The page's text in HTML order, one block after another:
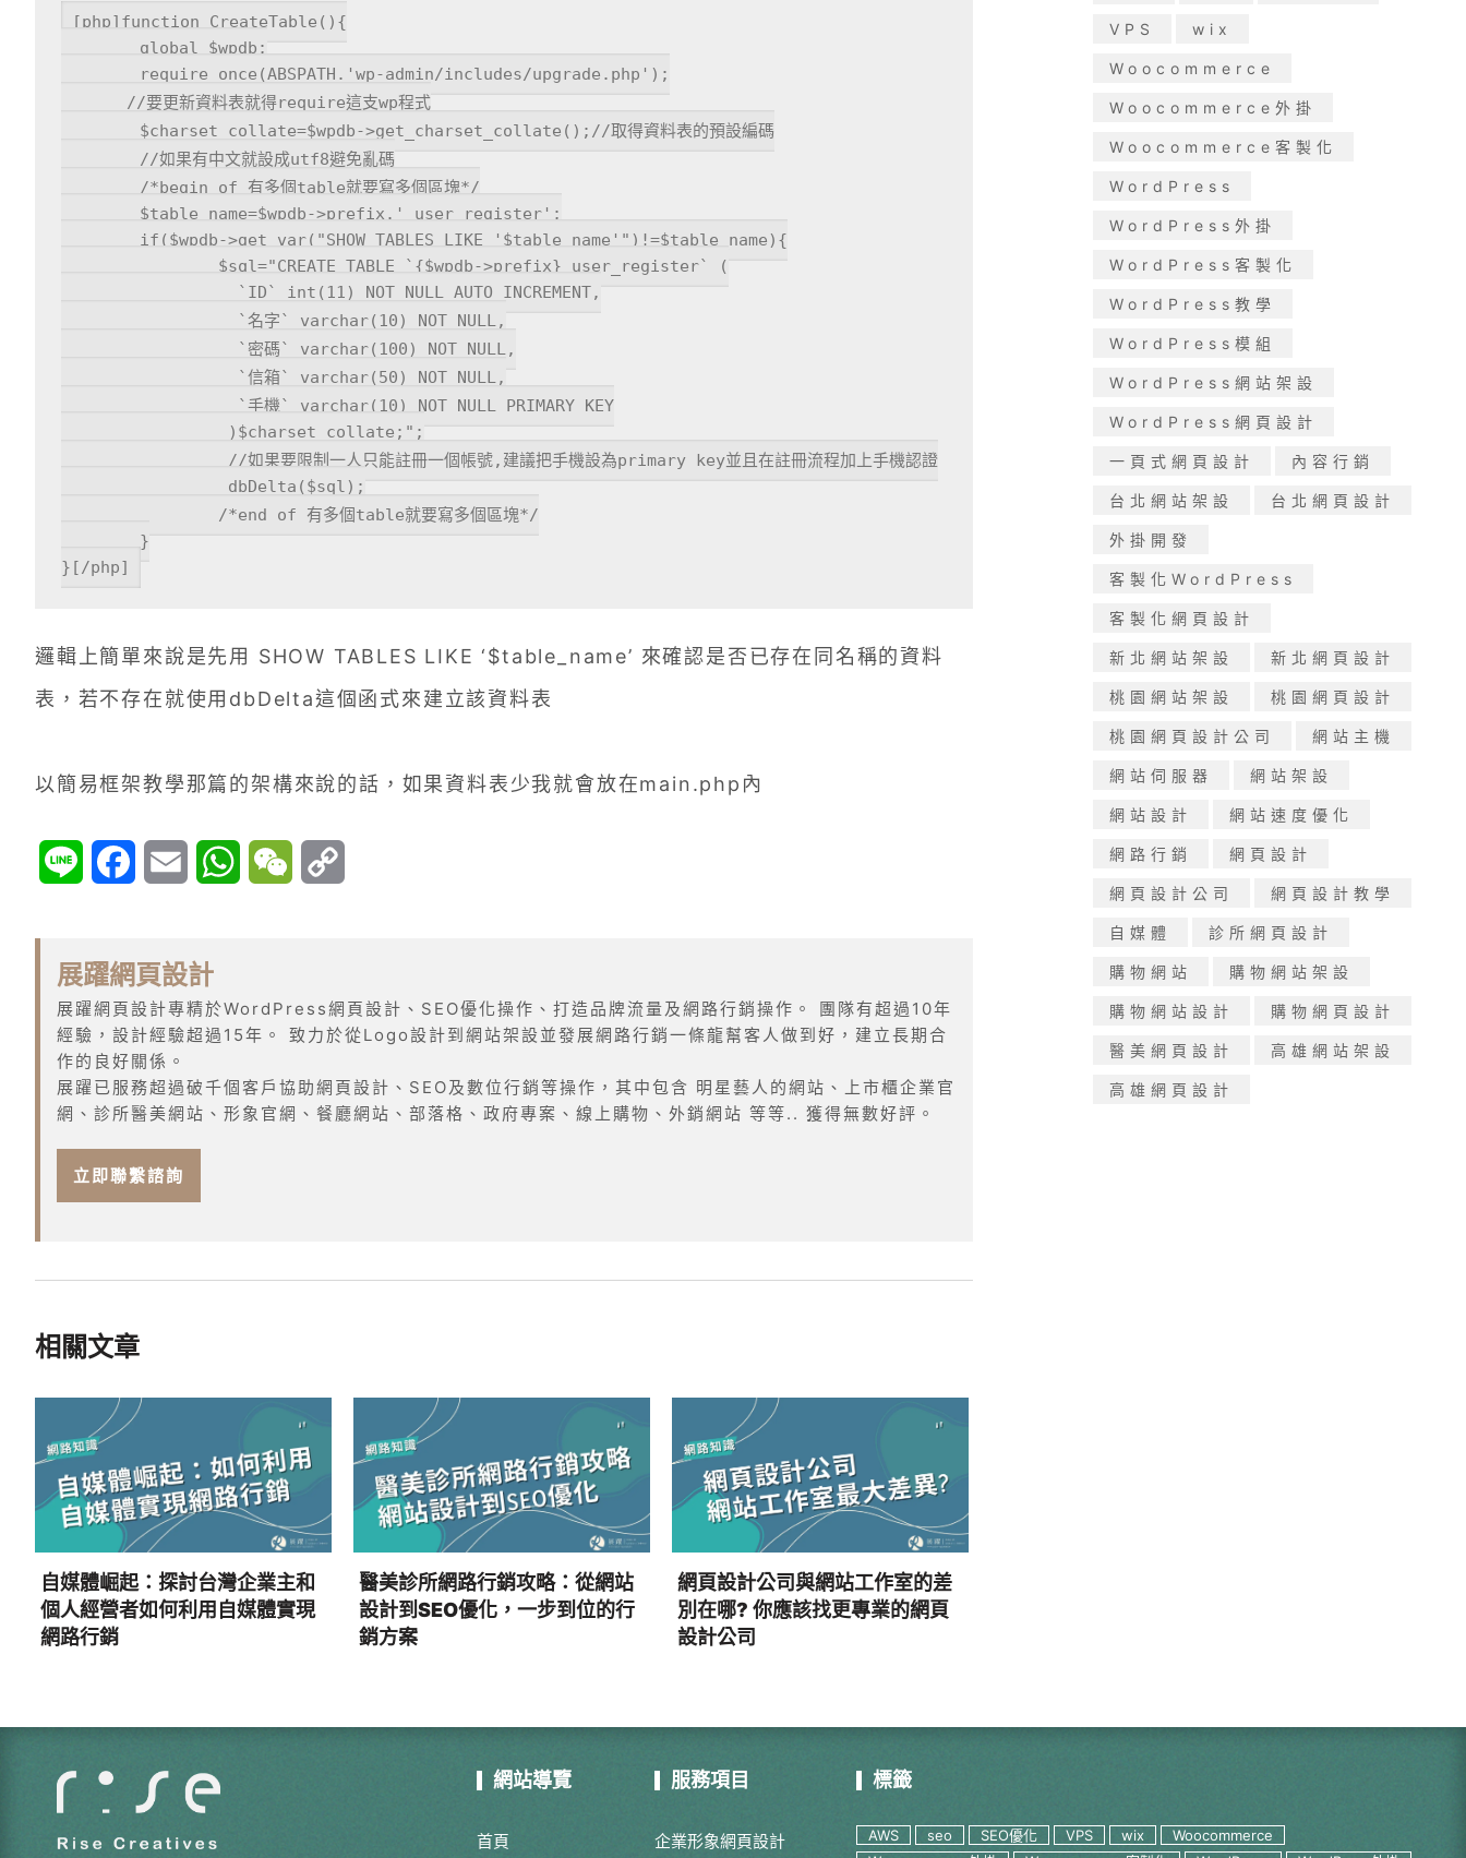
[php]function CreateTable(){
//要更新資料表就得require這支wp程式
}[/php]
邏輯上簡單來說是先用 SHOW TABLES LIKE ‘$table_name’ 來確認是否已存在同名稱的資料
表，若不存在就使用dbDelta這個函式來建立該資料表
以簡易框架教學那篇的架構來說的話，如果資料表少我就會放在main.php內
Line FacebookEmail WhatsApp
WeChat
展躍網頁設計
展躍網頁設計專精於WordPress網頁設計、SEO優化操作、打造品牌流量及網路行銷操作。 團隊有超過10年
經驗，設計經驗超過15年。 致力於從Logo設計到網站架設並發展網路行銷一條龍幫客人做到好，建立長期合
作的良好關係。
展躍已服務超過破千個客戶協助網頁設計、SEO及數位行銷等操作，其中包含 明星藝人的網站、上市櫃企業官
網、診所醫美網站、形象官網、餐廳網站、部落格、政府專案、線上購物、外銷網站 等等.. 獲得無數好評。
立即聯繫諮詢
相關文章
自媒體崛起：探討台灣企業主和
個人經營者如何利用自媒體實現
網路行銷
醫美診所網路行銷攻略：從網站
設計到SEO優化，一步到位的行
銷方案
網頁設計公司與網站工作室的差
別在哪? 你應該找更專業的網頁
設計公司
VPS wix
Woocommerce
Woocommerce外掛
Woocommerce客製化
WordPress
WordPress外掛
WordPress客製化
WordPress教學
WordPress模組
WordPress網站架設
WordPress網頁設計
一頁式網頁設計 內容行銷
台北網站架設 台北網頁設計
外掛開發
客製化WordPress
客製化網頁設計
新北網站架設 新北網頁設計
桃園網站架設 桃園網頁設計
桃園網頁設計公司 網站主機
網站伺服器 網站架設
網站設計 網站速度優化
網路行銷 網頁設計
網頁設計公司 網頁設計教學
自媒體 診所網頁設計
購物網站 購物網站架設
購物網站設計 購物網頁設計
醫美網頁設計 高雄網站架設
高雄網頁設計
網站導覽
首頁
服務項目
企業形象網頁設計
標籤
AWS seo SEO優化 VPS wix
Woocommerce